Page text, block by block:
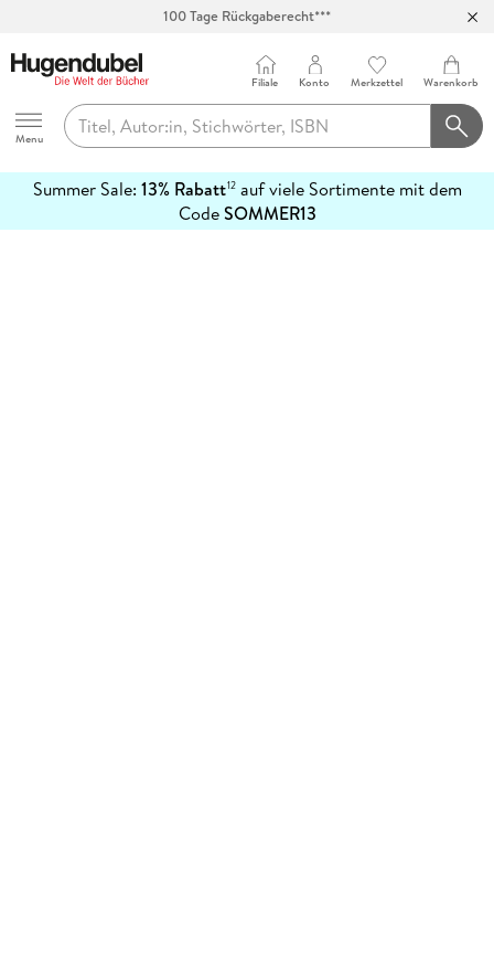
100 Tage Rückgaberecht***
Hugendubel
Menu
Filiale Konto Merkzettel Warenkorb
Summer Sale: 13% Rabatt12auf viele Sortimente mit dem
CodeSOMMER13
erfahren